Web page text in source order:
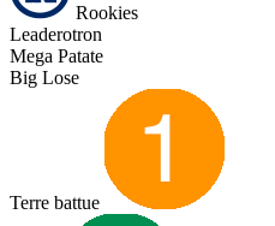
Rookies
Leaderotron
Mega Patate
Big Lose
Terre battue